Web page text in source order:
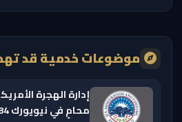
موضوعات خدمية قد
إدارة الهجرة
محامٍ في نيويورك 470584 دولاراً